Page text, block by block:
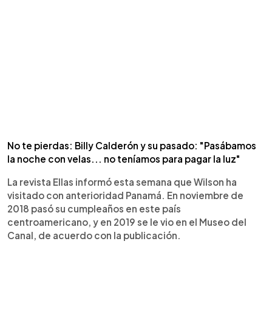
No te pierdas: Billy Calderón y su pasado: "Pasábamos
la noche con velas... no teníamos para pagar la luz"
La revista Ellas informó esta semana que Wilson ha
visitado con anterioridad Panamá. En noviembre de
2018 pasó su cumpleaños en este país
centroamericano, y en 2019 se le vio en el Museo del
Canal, de acuerdo con la publicación.